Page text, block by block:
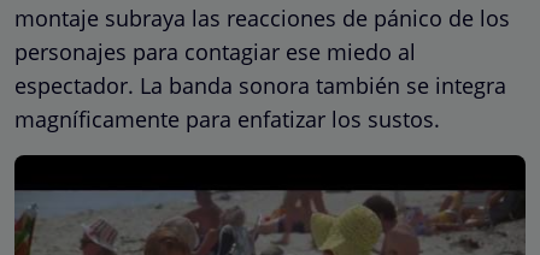
montaje subraya las reacciones de pánico de los
personajes para contagiar ese miedo al
espectador. La banda sonora también se integra
magníficamente para enfatizar los sustos.